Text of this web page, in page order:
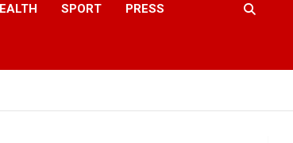
SPORT PRESS